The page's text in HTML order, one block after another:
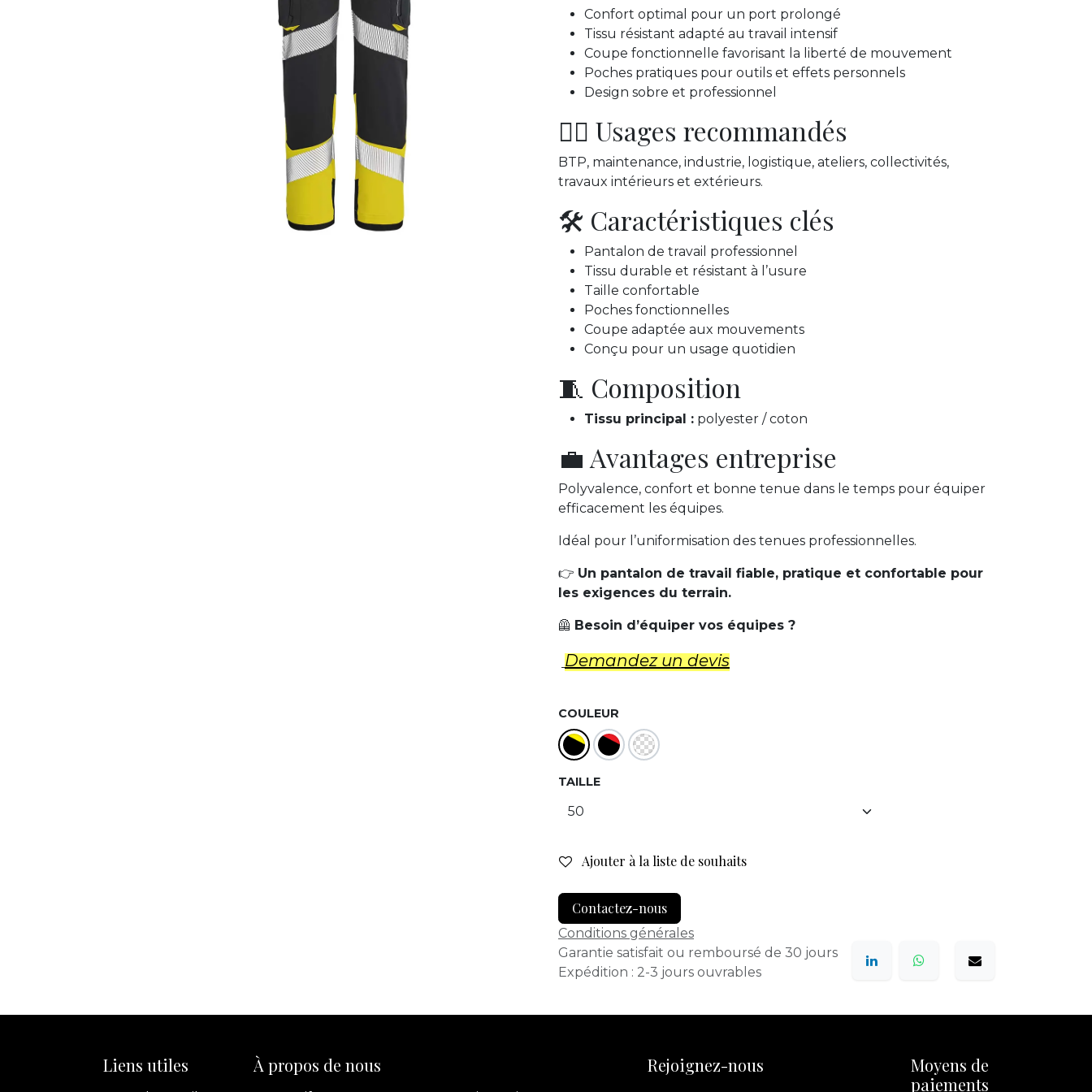
Confort optimal pour un port prolongé
Tissu résistant adapté au travail intensif
Coupe fonctionnelle favorisant la liberté de mouvement
Poches pratiques pour outils et effets personnels
Design sobre et professionnel
👷‍♂️ Usages recommandés
BTP, maintenance, industrie, logistique, ateliers, collectivités,
travaux intérieurs et extérieurs.
🛠️ Caractéristiques clés
Pantalon de travail professionnel
Tissu durable et résistant à l’usure
Taille confortable
Poches fonctionnelles
Coupe adaptée aux mouvements
Conçu pour un usage quotidien
🧵 Composition
Tissu principal : polyester / coton
💼 Avantages entreprise
Polyvalence, confort et bonne tenue dans le temps pour équiper
efficacement les équipes.
Idéal pour l’uniformisation des tenues professionnelles.
👉 Un pantalon de travail fiable, pratique et confortable pour
les exigences du terrain.
🦺 Besoin d’équiper vos équipes ?
Demandez un d​evis
COULEUR
TAILLE
Ajouter à la liste de souhaits
Contactez-nous
Conditions générales
Garantie satisfait ou remboursé de 30 jours
Expédition : 2-3 jours ouvrables
Liens utiles Rejoignez-nous
Moyens de
paiements
À propos de nous